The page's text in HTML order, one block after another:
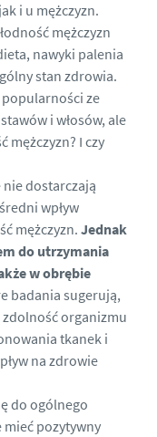
i u mężczyzn.
mężczyzn
nawyki palenia
stan zdrowia.
popularności ze
i włosów, ale
mężczyzn? I czy
dostarczają
wpływ
mężczyzn. Jednak
do utrzymania
w obrębie
badania sugerują,
organizmu
tkanek i
na zdrowie
do ogólnego
mieć pozytywny